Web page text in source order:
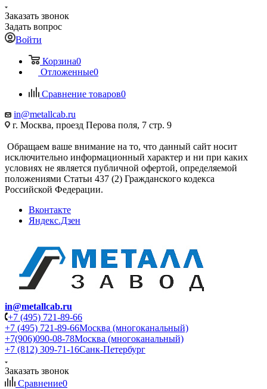
Заказать звонок
Задать вопрос
Войти
Корзина0
Отложенные0
Сравнение товаров0
in@metallcab.ru
г. Москва, проезд Перова поля, 7 стр. 9
Обращаем ваше внимание на то, что данный сайт носит
исключительно информационный характер и ни при каких
условиях не является публичной офертой, определяемой
положениями Статьи 437 (2) Гражданского кодекса
Российской Федерации.
Вконтакте
Яндекс.Дзен
in@metallcab.ru
+7 (495) 721-89-66
+7 (495) 721-89-66Москва (многоканальный)
+7(906)090-08-78Москва (многоканальный)
+7 (812) 309-71-16Санк-Петербург
Заказать звонок
Сравнение0